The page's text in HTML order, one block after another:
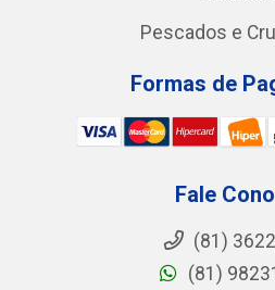
Pescados e
Formas de
Fale
(81)
(81)